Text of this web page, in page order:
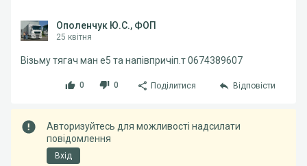
Ополенчук Ю.С., ФОП
25 квітня
Візьму тягач ман е5 та напівпричіп.т 0674389607
0 0 Поділитися Відповісти
Авторизуйтесь для можливості надсилати
повідомлення
Вхід